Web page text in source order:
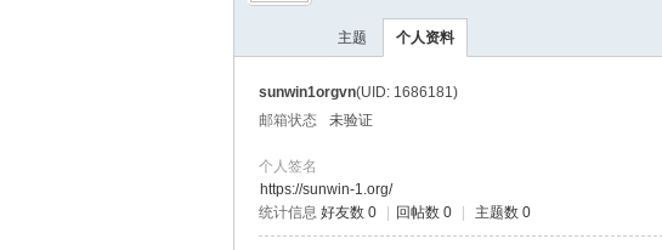
›
主题 个人资料
sunwin1orgvn(UID: 1686181)
邮箱状态
未验证
个人签名
https://sunwin-1.org/
统计信息 好友数 0 回帖数 0 主题数 0